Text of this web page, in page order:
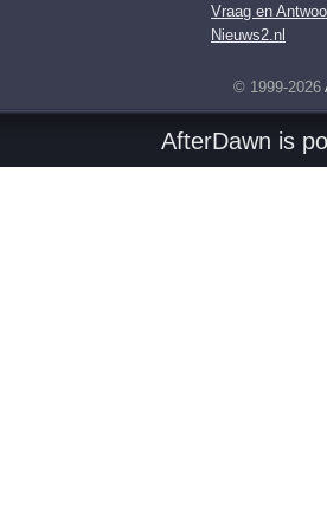
Vraag en
Nieuws2.nl
© 1999-2026
AfterDawn is